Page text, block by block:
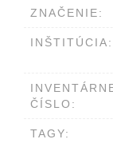
ZNAČENIE:
INŠTITÚCIA:
ČÍSLO:
TAGY: